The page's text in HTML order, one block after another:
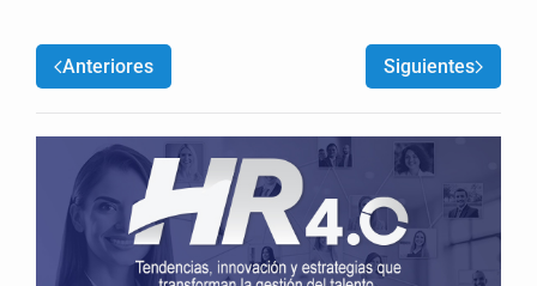
Anteriores Siguientes